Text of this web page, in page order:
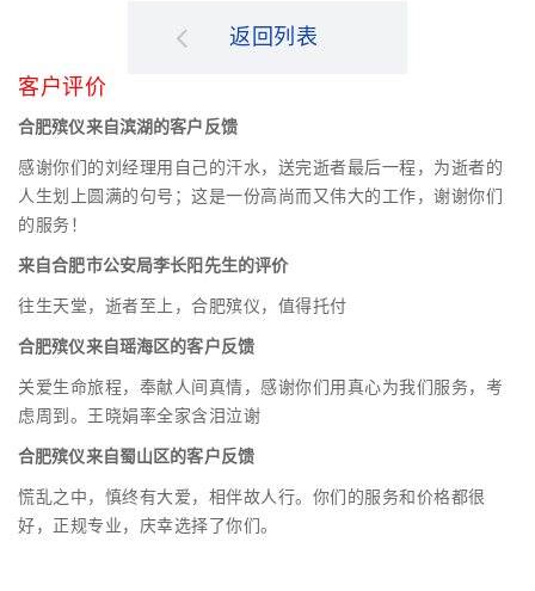
返回列表
客户评价
合肥殡仪来自滨湖的客户反馈
感谢你们的刘经理用自己的汗水，送完逝者最后一程，为逝者的
人生划上圆满的句号；这是一份高尚而又伟大的工作，谢谢你们
的服务！
来自合肥市公安局李长阳先生的评价
往生天堂，逝者至上，合肥殡仪，值得托付
合肥殡仪来自瑶海区的客户反馈
关爱生命旅程，奉献人间真情，感谢你们用真心为我们服务，考
虑周到。王晓娟率全家含泪泣谢
合肥殡仪来自蜀山区的客户反馈
慌乱之中，慎终有大爱，相伴故人行。你们的服务和价格都很
好，正规专业，庆幸选择了你们。